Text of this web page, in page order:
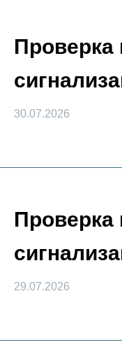
Проверка
30.07.2026
Проверка
29.07.2026